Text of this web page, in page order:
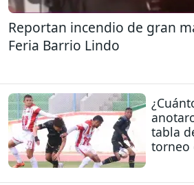
Reportan incendio de gran
Feria Barrio Lindo
tabla
torneo